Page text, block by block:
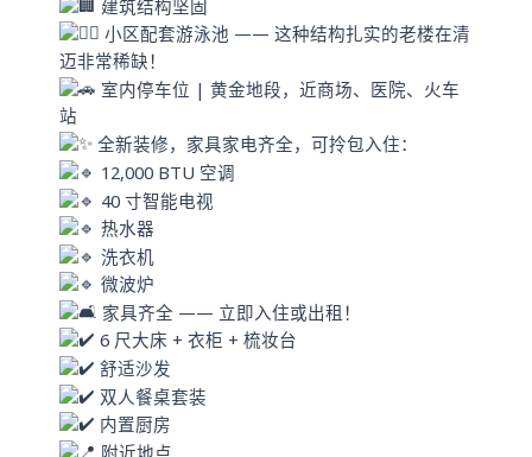
建筑结构坚固
小区配套游泳池 —— 这种结构扎实的老楼在清
迈非常稀缺！
室内停车位 | 黄金地段，近商场、医院、火车
站
全新装修，家具家电齐全，可拎包入住：
12,000 BTU 空调
40 寸智能电视
热水器
洗衣机
微波炉
家具齐全 —— 立即入住或出租！
6 尺大床 + 衣柜 + 梳妆台
舒适沙发
双人餐桌套装
内置厨房